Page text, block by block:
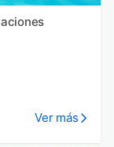
Ver más